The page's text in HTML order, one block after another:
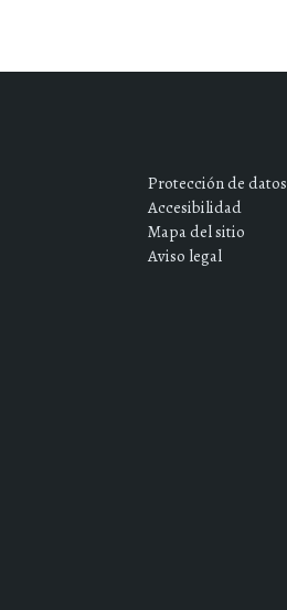
Protección de datos
Accesibilidad
Mapa del sitio
Aviso legal